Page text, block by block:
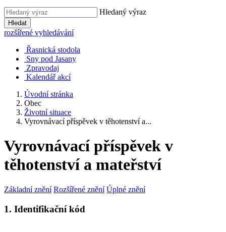
Hledaný výraz
Hledat
rozšířené vyhledávání
Řasnická stodola
Sny pod Jasany
Zpravodaj
Kalendář akcí
Úvodní stránka
Obec
Životní situace
Vyrovnávací příspěvek v těhotenství a...
Vyrovnávací příspěvek v
těhotenství a mateřství
Základní znění Rozšířené znění Úplné znění
1. Identifikační kód